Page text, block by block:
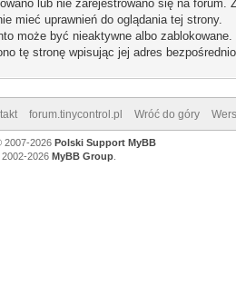
lub nie zarejestrowano się na forum.
mieć uprawnień do oglądania tej strony.
może być nieaktywne albo zablokowane.
tę stronę wpisując jej adres
forum.tinycontrol.pl Wróć do góry
2007-2026 Polski Support MyBB
2002-2026 MyBB Group